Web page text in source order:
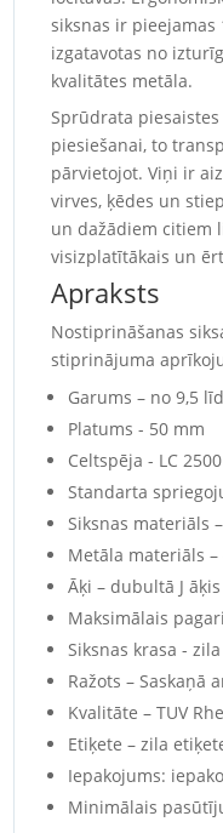
siksnas ir
izgatavotas no
kvalitātes metāla.
Sprūdrata
piesiešanai, to
pārvietojot. Viņi ir
virves, ķēdes un
un dažādiem citiem
visizplatītākais un
Apraksts
Nostiprināšanas
stiprinājuma
Garums – no 9,5
Platums - 50 mm
Celtspēja - LC
Standarta
Siksnas materiāls –
Metāla materiāls
Āķi – dubultā J āķis
Maksimālais
Siksnas krasa - zila
Ražots – Saskaņā
Kvalitāte – TUV
Etiķete – zila
Iepakojums:
Minimālais